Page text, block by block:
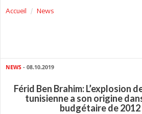
Accueil News
NEWS - 08.10.2019
Férid Ben Brahim: L’explosion
tunisienne a son origine
budgétaire de 2012